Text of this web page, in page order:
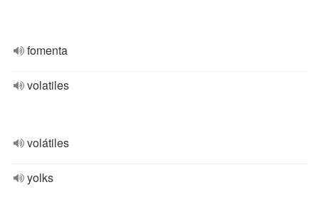
fomenta
volatiles
volátiles
yolks